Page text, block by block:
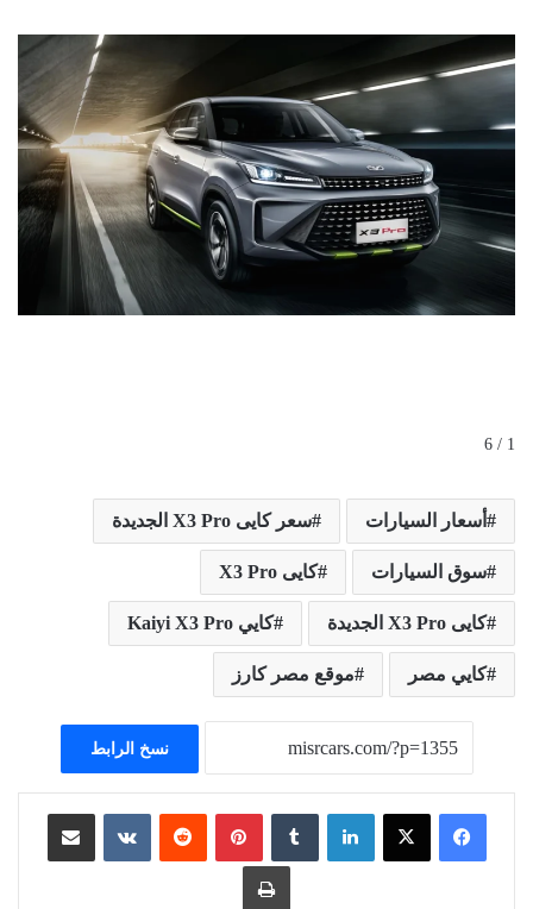
1 / 6
أسعار السيارات سعر كايى X3 Pro الجديدة
سوق السيارات كايى X3 Pro
كايى X3 Pro الجديدة كايي Kaiyi X3 Pro
كايي مصر موقع مصر كارز
نسخ الرابط
لينكدإن ‏Tumblr بينتيريست
‏Reddit
‏VKontakte مشاركة عبر البريد
طباعة